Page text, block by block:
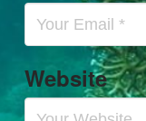
Website